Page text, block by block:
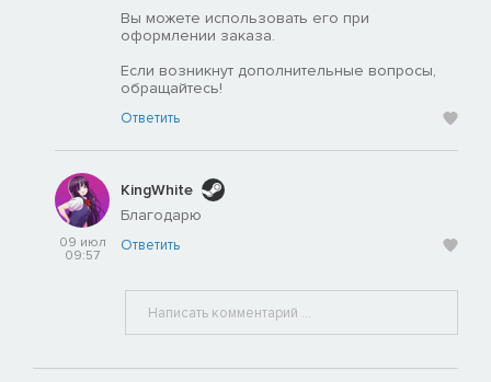
Вы можете использовать его при
оформлении заказа.
Если возникнут дополнительные вопросы,
обращайтесь!
Ответить
09 июл
09:57
KingWhite
Благодарю
Ответить